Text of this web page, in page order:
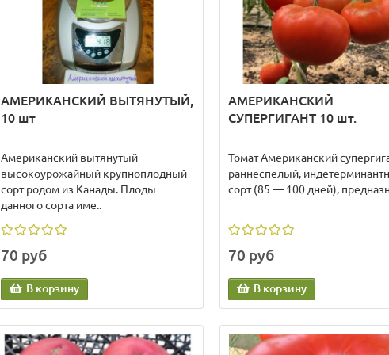
Полезная мода по имени
МИКРОЗЕЛЕНЬ
В последнее время у сторонников
здорового образа жизни на пике
популярности выращивание
микрозелени...
Залог здоровой рассады –
правильный грунт!
Залог здоровой рассады –
правильный грунт! Очень скоро
начнется такой долгожданный
всех..
АМЕРИКАНСКИЙ ВЫТЯНУТЫЙ,
10 шт
Американский вытянутый -
высокоурожайный крупноплодный
сорт родом из Канады. Плоды
данного сорта име..
70 руб
В корзину
АМЕРИКАНСКИЙ
СУПЕРГИГАНТ 10 шт.
Томат Американский
раннеспелый,
сорт (85 — 100 дней),
70 руб
В корзину